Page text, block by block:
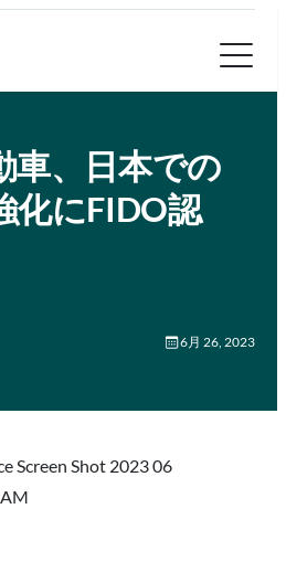
車、日本での
化にFIDO認
6月 26, 2023